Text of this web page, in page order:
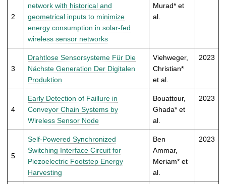
2
network with historical and
geometrical inputs to minimize
energy consumption in solar-fed
wireless sensor networks
Murad* et
al.
3
Drahtlose Sensorsysteme Für Die
Nächste Generation Der Digitalen
Produktion
Viehweger,
Christian*
et al.
2023
4
Early Detection of Faillure in
Conveyor Chain Systems by
Wireless Sensor Node
Bouattour,
Ghada* et
al.
2023
5
Self-Powered Synchronized
Switching Interface Circuit for
Piezoelectric Footstep Energy
Harvesting
Ben
Ammar,
Meriam* et
al.
2023